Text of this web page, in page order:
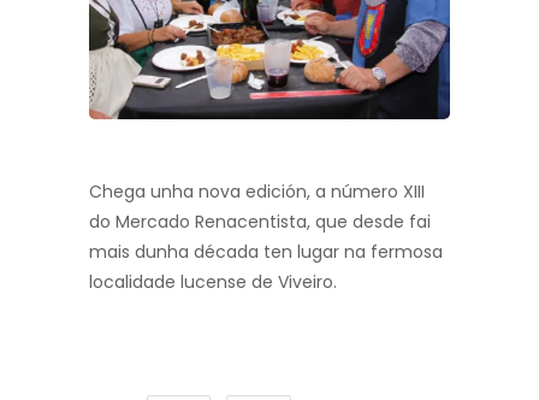
Chega unha nova edición, a número XIII
do Mercado Renacentista, que desde fai
mais dunha década ten lugar na fermosa
localidade lucense de Viveiro.